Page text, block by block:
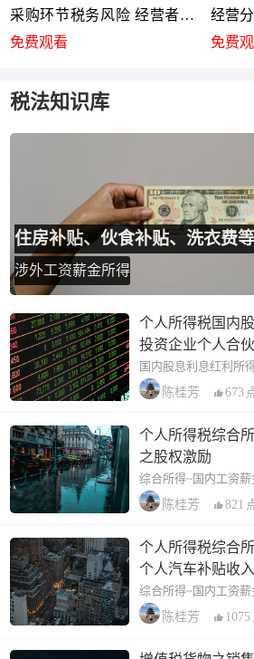
采购环节税务风险 经营者必
看
免费观看
经营
免费
税法知识库
住房补贴、伙食补贴、洗衣费等
涉外工资薪金所得
个人所得税国内
投资企业个人合
国内股息利息红利所
陈桂芳
673
个人所得税综合
之股权激励
综合所得~国内工资
陈桂芳
821
个人所得税综合
个人汽车补贴收入
综合所得~国内工资
陈桂芳
1075